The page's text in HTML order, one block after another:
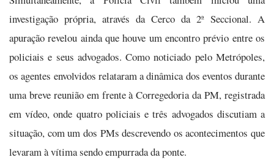
investigação própria, através da Cerco da 2ª Seccional. A
apuração revelou ainda que houve um encontro prévio entre os
policiais e seus advogados. Como noticiado pelo Metrópoles,
os agentes envolvidos relataram a dinâmica dos eventos durante
uma breve reunião em frente à Corregedoria da PM, registrada
em vídeo, onde quatro policiais e três advogados discutiam a
situação, com um dos PMs descrevendo os acontecimentos que
levaram à vítima sendo empurrada da ponte.